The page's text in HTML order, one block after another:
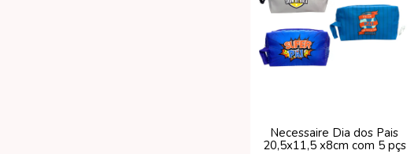
Necessaire Dia dos Pais
20,5x11,5 x8cm com 5 pçs